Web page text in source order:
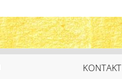
KONTAKT